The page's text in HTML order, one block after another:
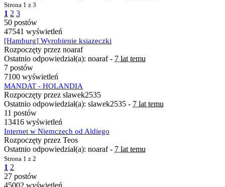
Strona 1 z 3
1 2 3
50 postów
47541 wyświetleń
[Hamburg] Wyrobienie ksiazeczki
Rozpoczęty przez noaraf
Ostatnio odpowiedział(a): noaraf - 7 lat temu
7 postów
7100 wyświetleń
MANDAT - HOLANDIA
Rozpoczęty przez slawek2535
Ostatnio odpowiedział(a): slawek2535 - 7 lat temu
11 postów
13416 wyświetleń
Internet w Niemczech od Aldiego
Rozpoczęty przez Teos
Ostatnio odpowiedział(a): noaraf - 7 lat temu
Strona 1 z 2
1 2
27 postów
45002 wyświetleń